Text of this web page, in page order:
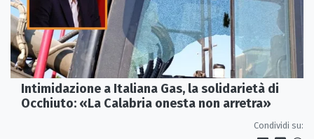
Intimidazione a Italiana Gas, la solidarietà di
Occhiuto: «La Calabria onesta non arretra»
Condividi su: